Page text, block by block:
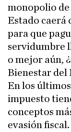
monopolio
Estado caerá
para que
servidumbre
o mejor aún,
Bienestar del
En los
impuesto
conceptos
evasión